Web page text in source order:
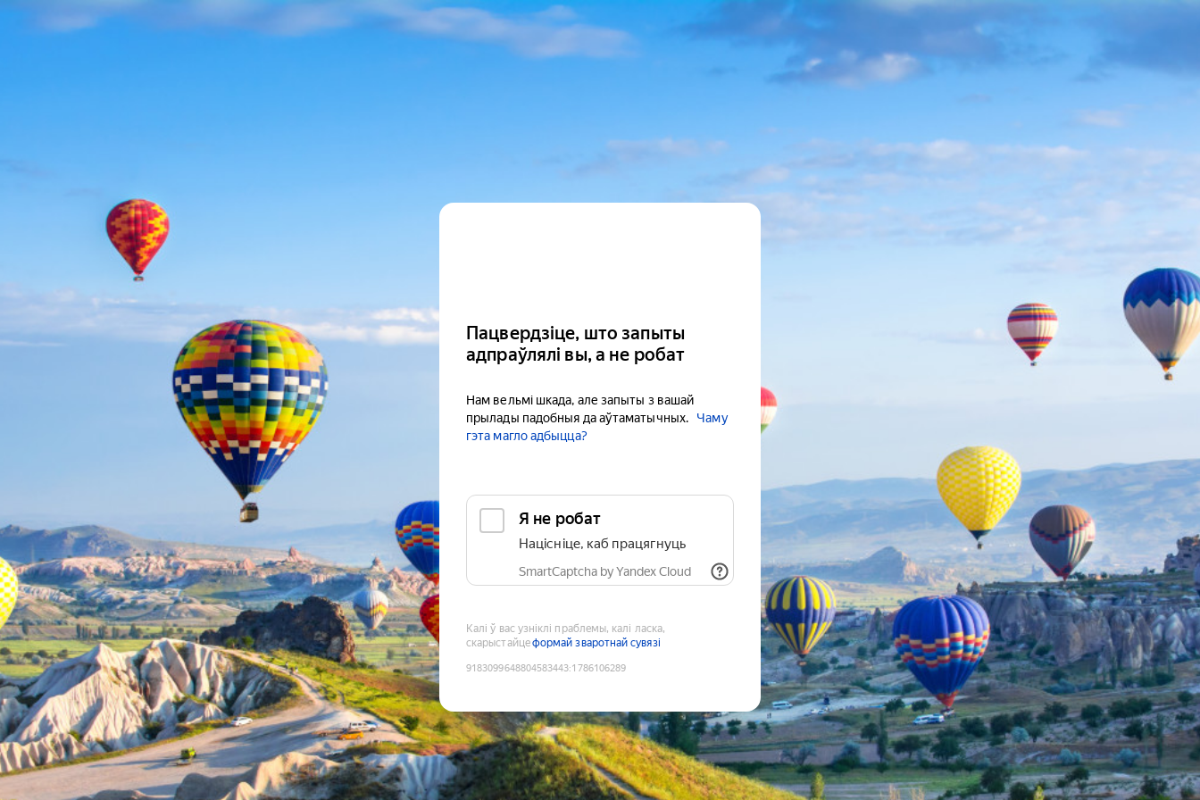
Пацвердзіце, што запыты
адпраўлялі вы, а не робат
Нам вельмі шкада, але запыты з вашай
прылады падобныя да аўтаматычных.
Чаму
гэта магло адбыцца?
Я не робат
Націсніце, каб працягнуць
SmartCaptcha by Yandex Cloud
Калі ў вас узніклі праблемы, калі ласка,
скарыстайцеформай зваротнай сувязі
9183099648804583443:1786106289